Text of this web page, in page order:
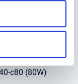
c80 (80W)